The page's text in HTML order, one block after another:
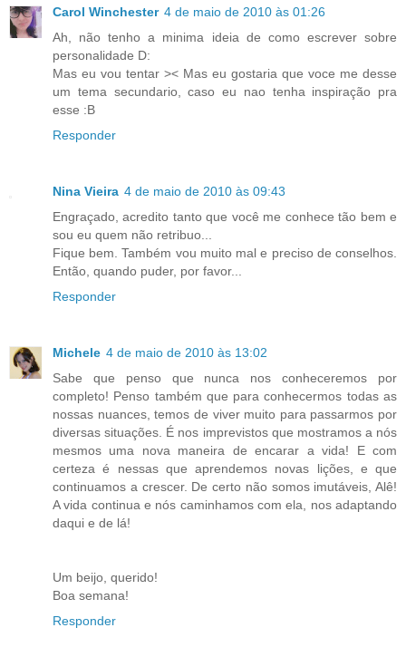
Carol Winchester 4 de maio de 2010 às 01:26
Ah, não tenho a minima ideia de como escrever sobre
personalidade D:
Mas eu vou tentar >< Mas eu gostaria que voce me desse
um tema secundario, caso eu nao tenha inspiração pra
esse :B
Responder
Nina Vieira 4 de maio de 2010 às 09:43
Engraçado, acredito tanto que você me conhece tão bem e
sou eu quem não retribuo...
Fique bem. Também vou muito mal e preciso de conselhos.
Então, quando puder, por favor...
Responder
Michele 4 de maio de 2010 às 13:02
Sabe que penso que nunca nos conheceremos por
completo! Penso também que para conhecermos todas as
nossas nuances, temos de viver muito para passarmos por
diversas situações. É nos imprevistos que mostramos a nós
mesmos uma nova maneira de encarar a vida! E com
certeza é nessas que aprendemos novas lições, e que
continuamos a crescer. De certo não somos imutáveis, Alê!
A vida continua e nós caminhamos com ela, nos adaptando
daqui e de lá!
Um beijo, querido!
Boa semana!
Responder